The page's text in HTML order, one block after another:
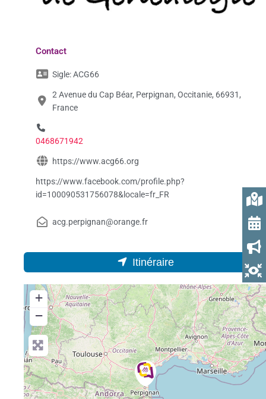
Contact
Sigle:ACG66
2 Avenue du Cap Béar, Perpignan, Occitanie, 66931,
France
0468671942
https://www.acg66.org
https://www.facebook.com/profile.php?
id=100090531756078&locale=fr_FR
acg.perpignan@orange.fr
Itinéraire
+
−